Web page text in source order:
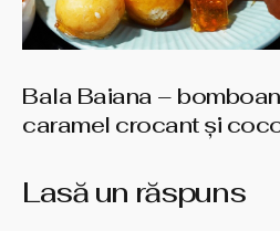
Bala Baiana –
caramel crocant şi
Lasă un răspuns